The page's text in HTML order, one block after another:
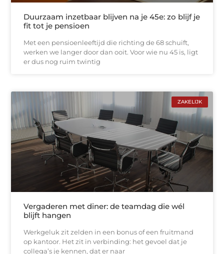
Duurzaam inzetbaar blijven na je 45e: zo blijf je
fit tot je pensioen
Met een pensioenleeftijd die richting de 68 schuift,
werken we langer door dan ooit. Voor wie nu 45 is, ligt
er dus nog ruim twintig
ZAKELIJK
Vergaderen met diner: de teamdag die wél
blijft hangen
Werkgeluk zit zelden in een bonus of een fruitmand
op kantoor. Het zit in verbinding: het gevoel dat je
collega’s je kennen, dat er naar